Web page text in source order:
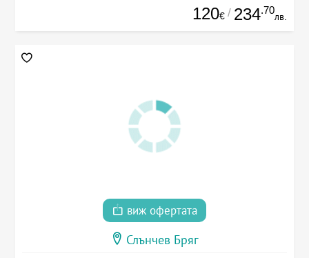
120€ / 234.70
лв.
виж офертата
Слънчев Бряг